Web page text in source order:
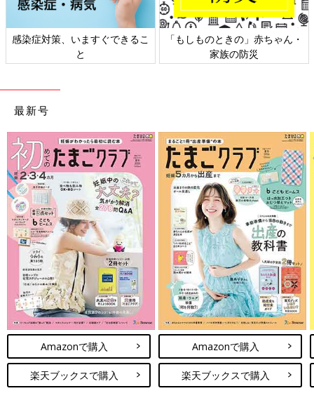
感染症対策、いますぐできるこ
と
「もしものときの」赤ちゃん・
家族の防災
最新号
Amazonで購入
楽天ブックスで購入
Amazonで購入
楽天ブックスで購入